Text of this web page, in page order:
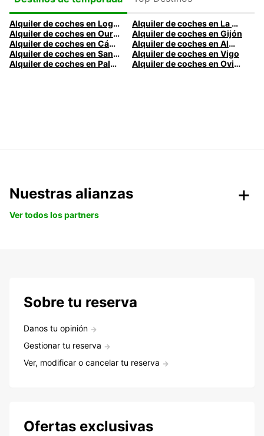
Alquiler de coches en Logroño
Alquiler de coches en La Coruña
Alquiler de coches en Ourense
Alquiler de coches en Gijón
Alquiler de coches en Cádiz
Alquiler de coches en Almería
Alquiler de coches en Santander
Alquiler de coches en Vigo
Alquiler de coches en Palma
Alquiler de coches en Oviedo
Nuestras alianzas
Ver todos los partners
Sobre tu reserva
Danos tu opinión
Gestionar tu reserva
Ver, modificar o cancelar tu reserva
Ofertas exclusivas